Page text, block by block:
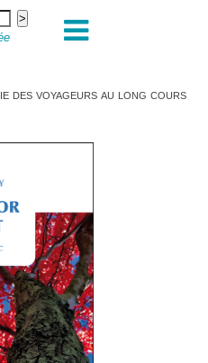
des voyageurs au long cours